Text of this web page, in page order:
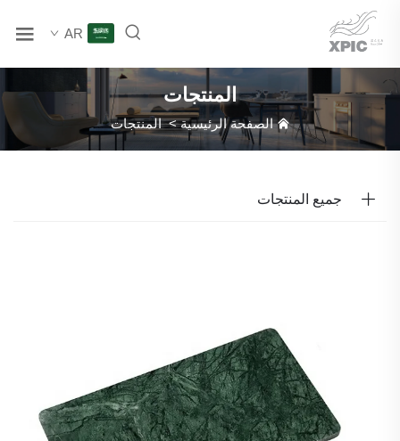
AR
المنتجات
الصفحة الرئيسية>المنتجات
جميع المنتجات